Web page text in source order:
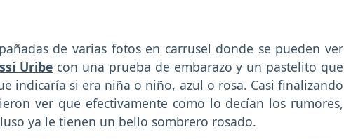
de varias fotos en carrusel donde se pueden ver
Uribe con una prueba de embarazo y un pastelito que
indicaría si era niña o niño, azul o rosa. Casi finalizando
ver que efectivamente como lo decían los rumores,
ya le tienen un bello sombrero rosado.